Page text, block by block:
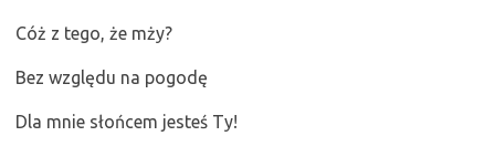
Cóż z tego, że mży?
Bez względu na pogodę
Dla mnie słońcem jesteś Ty!